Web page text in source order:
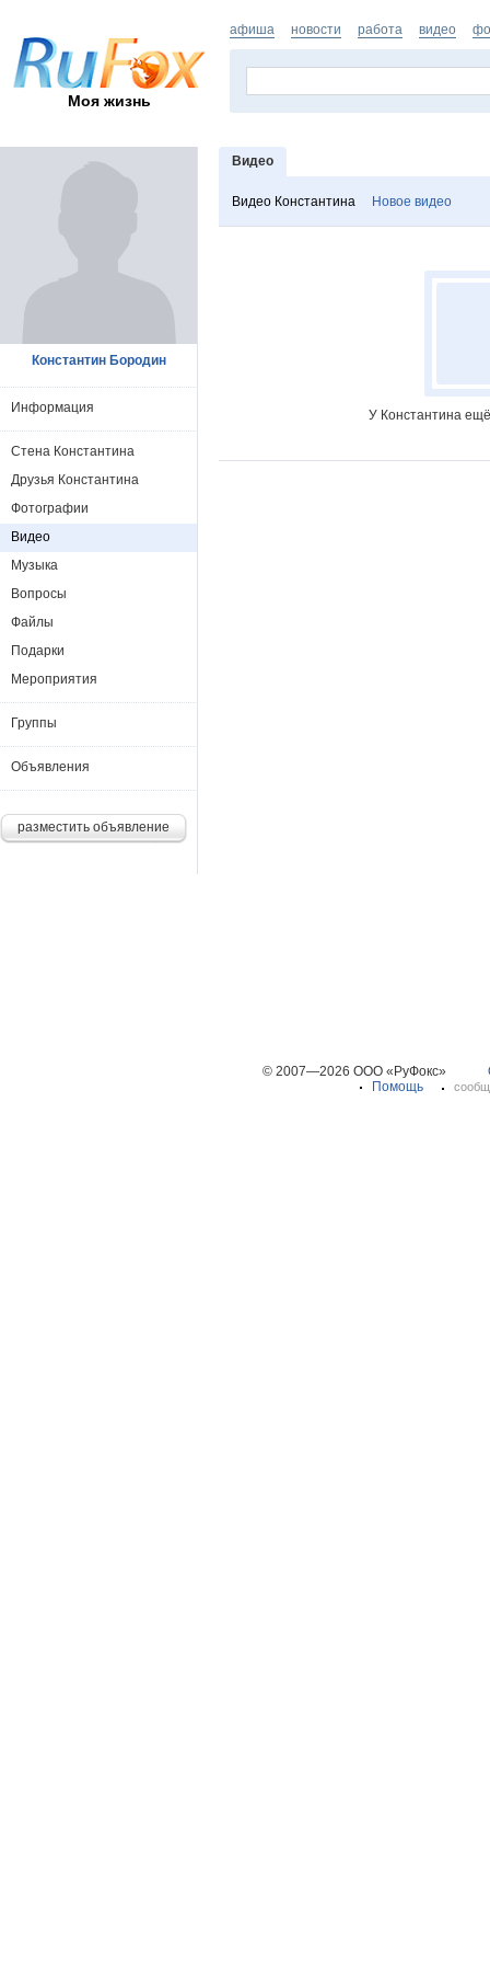
Моя жизнь
афиша новости работа видео
Видео
Видео Константина Новое видео
У Константина
Константин Бородин
Информация
Стена Константина
Друзья Константина
Фотографии
Видео
Музыка
Вопросы
Файлы
Подарки
Мероприятия
Группы
Объявления
разместить объявление
© 2007—2026 ООО «РуФокс»
Помощь